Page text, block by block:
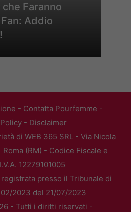
Faranno
Addio
- Contatta Pourfemme -
- Disclaimer
di WEB 365 SRL - Via Nicola
Roma (RM) - Codice Fiscale e
12279101005
presso il Tribunale di
2023 del 21/07/2023
- Tutti i diritti riservati -